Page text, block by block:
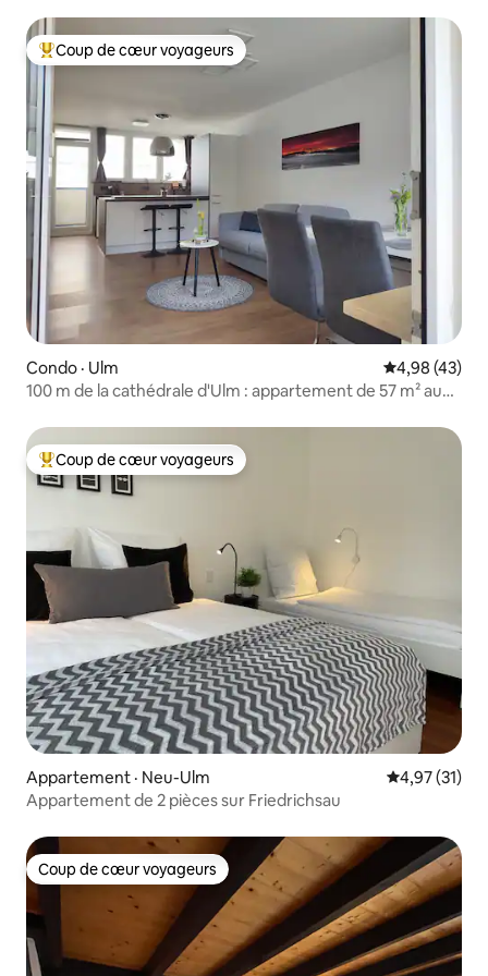
Coup de cœur voyageurs parmi les plus aimés
Coup de cœur voyageurs
Condo · Ulm Note
4,98 (43)
100 m de la cathédrale d'Ulm : appartement de 57 m² au
Coup de cœur voyageurs parmi les plus aimés
Coup de cœur voyageurs
Appartement · Neu-Ulm Note
4,97 (31)
Appartement de 2 pièces sur Friedrichsau
Coup de cœur voyageurs
Coup de cœur voyageurs